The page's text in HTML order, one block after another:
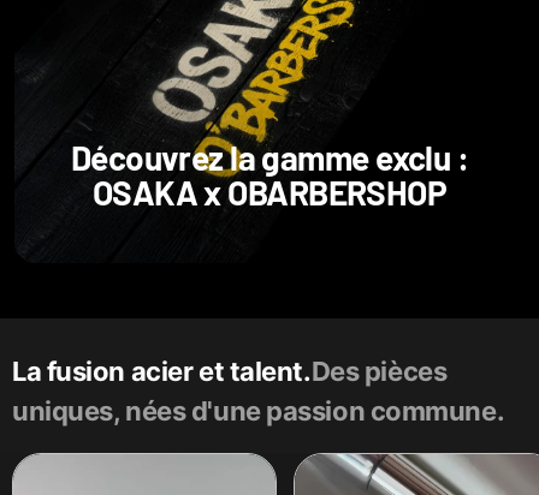
Découvrez la gamme exclu :
OSAKA x OBARBERSHOP
La fusion acier et talent.Des pièces
uniques, nées d'une passion commune.